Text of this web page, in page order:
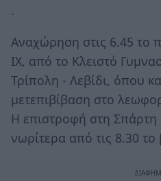
.
Αναχώρηση στις 6.45 το
ΙΧ, από το Κλειστό
Τρίπολη - Λεβίδι, όπου
μετεπιβίβαση στο
Η επιστροφή στη Σπάρτη
νωρίτερα από τις 8.30